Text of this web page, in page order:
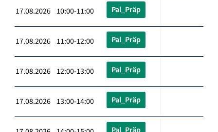
17.08.2026 10:00-11:00 Pal_Präp
17.08.2026 11:00-12:00 Pal_Präp
17.08.2026 12:00-13:00 Pal_Präp
17.08.2026 13:00-14:00 Pal_Präp